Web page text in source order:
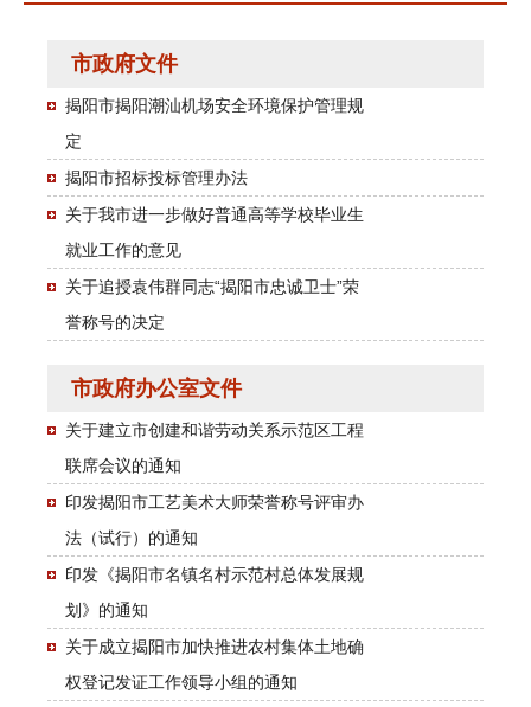
市政府文件
揭阳市揭阳潮汕机场安全环境保护管理规
定
揭阳市招标投标管理办法
关于我市进一步做好普通高等学校毕业生
就业工作的意见
关于追授袁伟群同志“揭阳市忠诚卫士”荣
誉称号的决定
市政府办公室文件
关于建立市创建和谐劳动关系示范区工程
联席会议的通知
印发揭阳市工艺美术大师荣誉称号评审办
法（试行）的通知
印发《揭阳市名镇名村示范村总体发展规
划》的通知
关于成立揭阳市加快推进农村集体土地确
权登记发证工作领导小组的通知